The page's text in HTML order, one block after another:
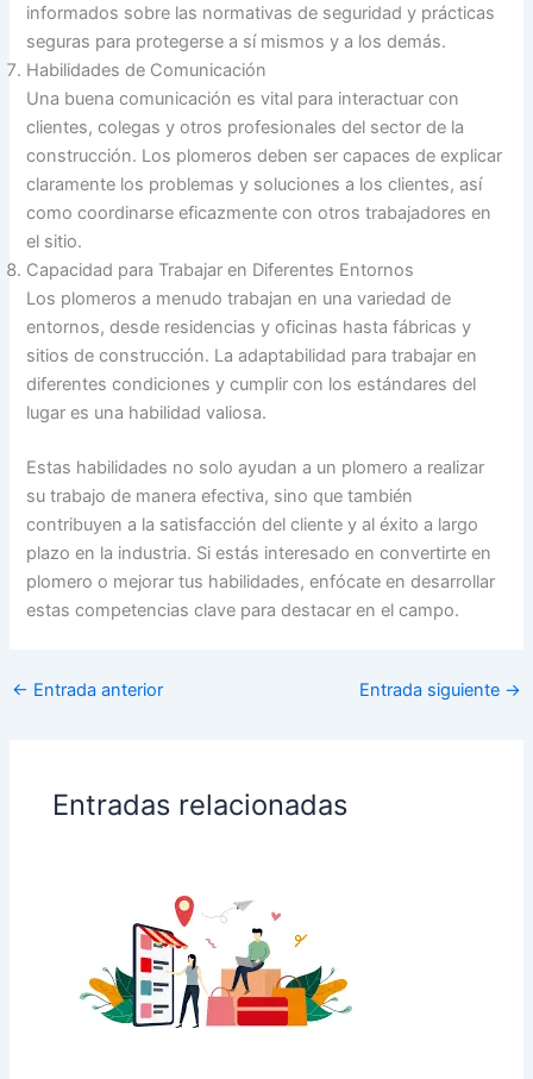
informados sobre las normativas de seguridad y prácticas
seguras para protegerse a sí mismos y a los demás.
Habilidades de Comunicación
Una buena comunicación es vital para interactuar con
clientes, colegas y otros profesionales del sector de la
construcción. Los plomeros deben ser capaces de explicar
claramente los problemas y soluciones a los clientes, así
como coordinarse eficazmente con otros trabajadores en
el sitio.
Capacidad para Trabajar en Diferentes Entornos
Los plomeros a menudo trabajan en una variedad de
entornos, desde residencias y oficinas hasta fábricas y
sitios de construcción. La adaptabilidad para trabajar en
diferentes condiciones y cumplir con los estándares del
lugar es una habilidad valiosa.
Estas habilidades no solo ayudan a un plomero a realizar
su trabajo de manera efectiva, sino que también
contribuyen a la satisfacción del cliente y al éxito a largo
plazo en la industria. Si estás interesado en convertirte en
plomero o mejorar tus habilidades, enfócate en desarrollar
estas competencias clave para destacar en el campo.
← Entrada anterior Entrada siguiente →
Entradas relacionadas